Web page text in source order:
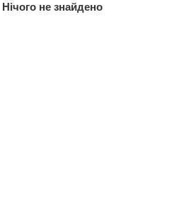
Нiчого не знайдено